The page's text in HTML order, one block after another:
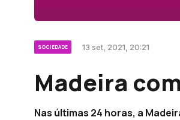
SOCIEDADE 13 set, 2021, 20:21
Madeira
Nas últimas 24 horas, a